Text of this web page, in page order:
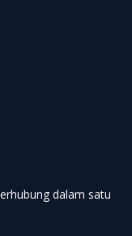
dalam satu